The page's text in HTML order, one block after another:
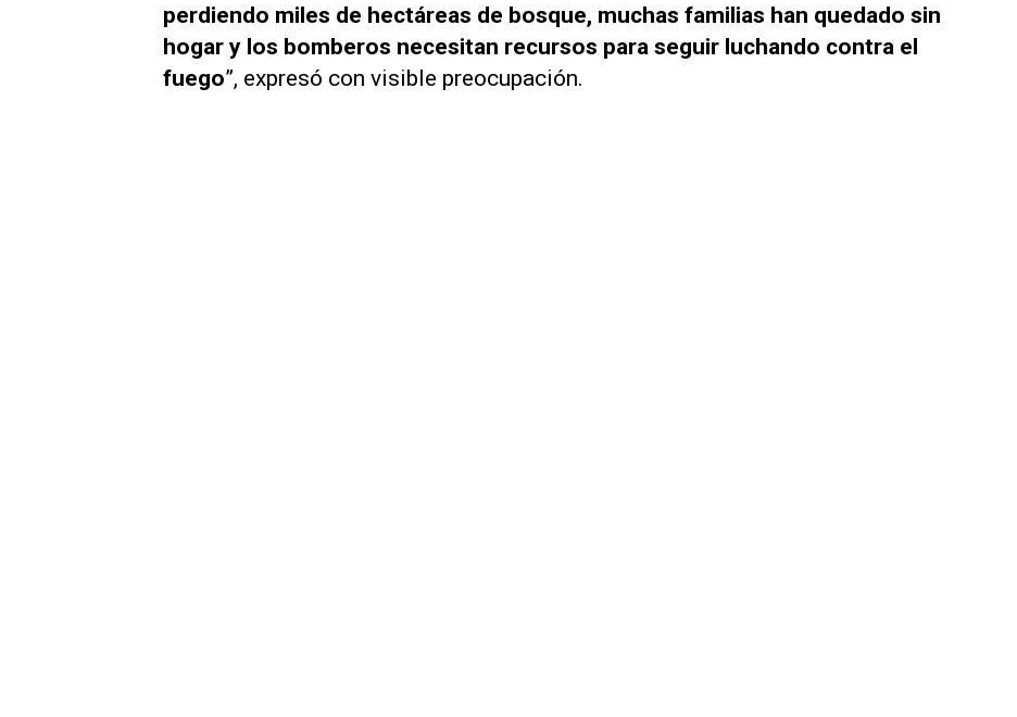
perdiendo miles de hectáreas de bosque, muchas familias han quedado sin
hogar y los bomberos necesitan recursos para seguir luchando contra el
fuego”, expresó con visible preocupación.